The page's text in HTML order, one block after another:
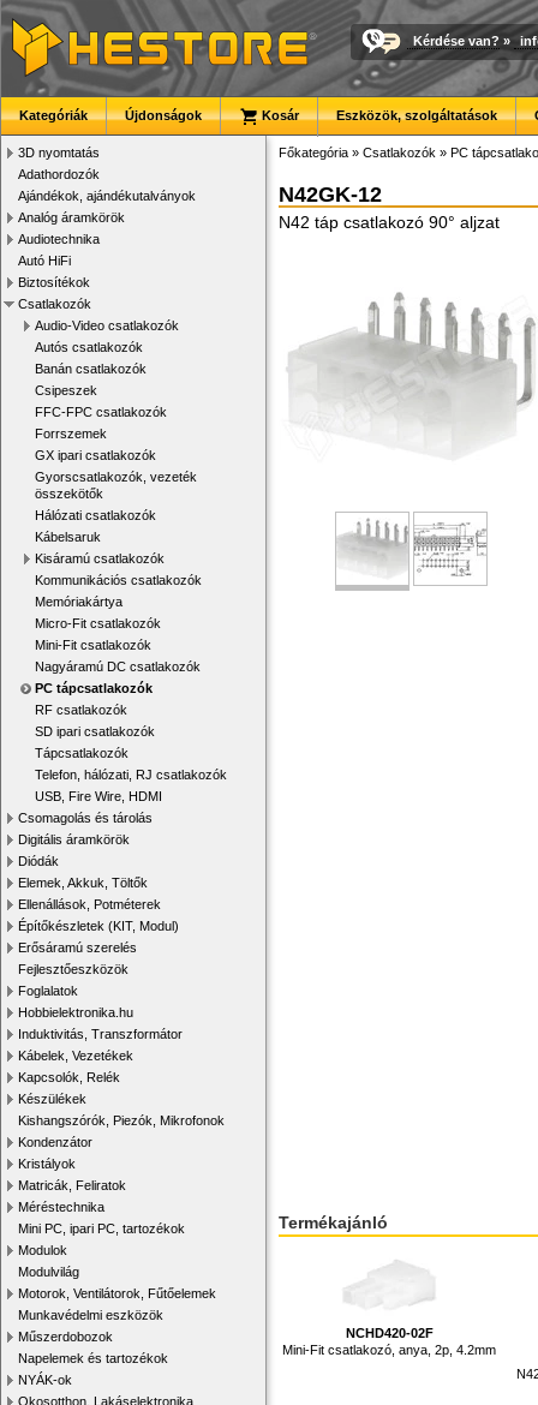
Kérdése van? »
Kategóriák Újdonságok Kosár Eszközök, szolgáltatások
3D nyomtatás
Adathordozók
Ajándékok, ajándékutalványok
Analóg áramkörök
Audiotechnika
Autó HiFi
Biztosítékok
Csatlakozók
Audio-Video csatlakozók
Autós csatlakozók
Banán csatlakozók
Csipeszek
FFC-FPC csatlakozók
Forrszemek
GX ipari csatlakozók
Gyorscsatlakozók, vezeték
összekötők
Hálózati csatlakozók
Kábelsaruk
Kisáramú csatlakozók
Kommunikációs csatlakozók
Memóriakártya
Micro-Fit csatlakozók
Mini-Fit csatlakozók
Nagyáramú DC csatlakozók
PC tápcsatlakozók
RF csatlakozók
SD ipari csatlakozók
Tápcsatlakozók
Telefon, hálózati, RJ csatlakozók
USB, Fire Wire, HDMI
Csomagolás és tárolás
Digitális áramkörök
Diódák
Elemek, Akkuk, Töltők
Ellenállások, Potméterek
Építőkészletek (KIT, Modul)
Erősáramú szerelés
Fejlesztőeszközök
Foglalatok
Hobbielektronika.hu
Induktivitás, Transzformátor
Kábelek, Vezetékek
Kapcsolók, Relék
Készülékek
Kishangszórók, Piezók, Mikrofonok
Kondenzátor
Kristályok
Matricák, Feliratok
Méréstechnika
Mini PC, ipari PC, tartozékok
Modulok
Modulvilág
Motorok, Ventilátorok, Fűtőelemek
Munkavédelmi eszközök
Műszerdobozok
Napelemek és tartozékok
NYÁK-ok
Okosotthon, Lakáselektronika
Főkategória » Csatlakozók » PC
N42GK-12
N42 táp csatlakozó 90° aljzat
Termékajánló
NCHD420-02F
Mini-Fit csatlakozó, anya, 2p, 4.2mm